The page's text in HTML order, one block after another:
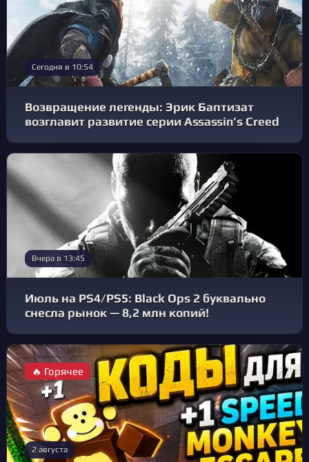
Сегодня в 10:54
Возвращение легенды: Эрик Баптизат
возглавит развитие серии Assassin’s Creed
Вчера в 13:45
Июль на PS4/PS5: Black Ops 2 буквально
снесла рынок — 8,2 млн копий!
🔥 Горячее
2 августа